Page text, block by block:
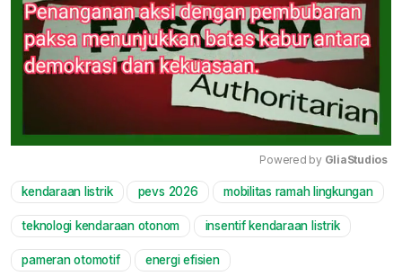
Mute
Powered by GliaStudios
kendaraan listrik pevs 2026 mobilitas ramah lingkungan
teknologi kendaraan otonom insentif kendaraan listrik
pameran otomotif energi efisien